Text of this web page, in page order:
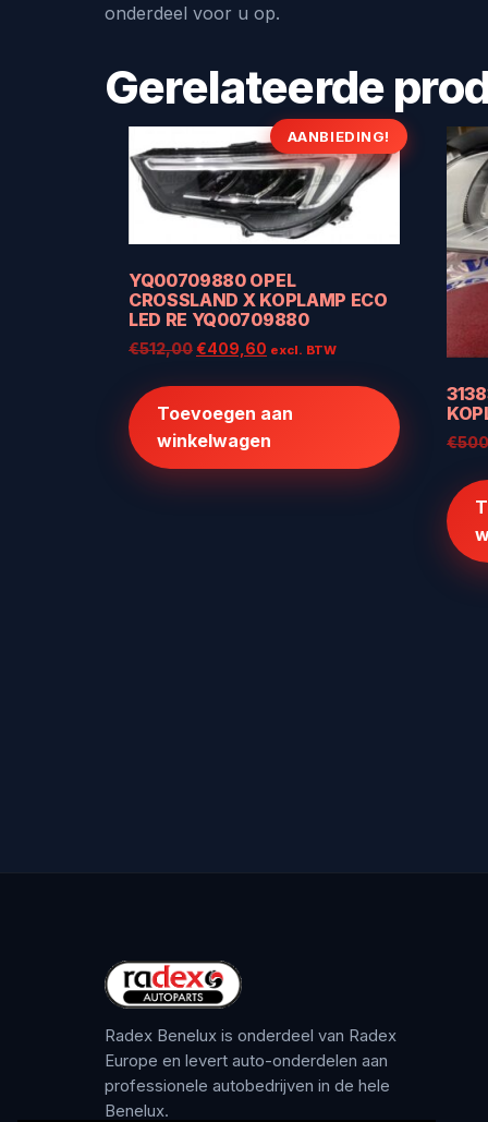
onderdeel voor u op.
Gerelateerde
AANBIEDING!
YQ00709880 OPEL
CROSSLAND X KOPLAMP ECO
LED RE YQ00709880
€512,00Oorspronkelijke
€512,00.
€409,60 Huidige
€409,60.
excl. BTW
Toevoegen aan
winkelwagen
€
Radex Benelux is onderdeel van Radex
Europe en levert auto-onderdelen aan
professionele autobedrijven in de hele
Benelux.